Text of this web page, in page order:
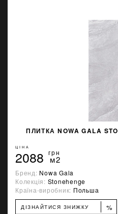
ПЛИТКА NOWA GALA
ЦІНА
2088 грн
м2
Бренд: Nowa Gala
Колекція: Stonehenge
Країна-виробник: Польша
ДІЗНАЙТИСЯ ЗНИЖКУ %